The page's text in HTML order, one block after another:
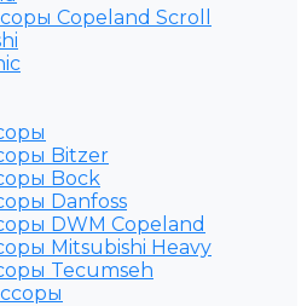
Copeland Scroll
Bitzer
Bock
Danfoss
DWM Copeland
Mitsubishi Heavy
Tecumseh